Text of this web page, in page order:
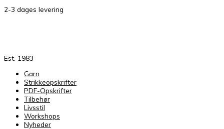
2-3 dages levering
Est. 1983
Garn
Strikkeopskrifter
PDF-Opskrifter
Tilbehør
Livsstil
Workshops
Nyheder